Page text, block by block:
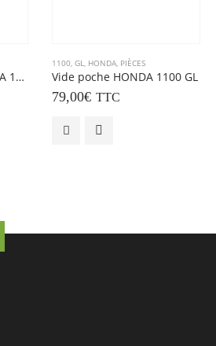
Tête de fourche HONDA 1100 BOL D’OR (85)
1100, GL, HONDA, PIÈCES
Vide poche HONDA 1100 GL
79,00€ TTC